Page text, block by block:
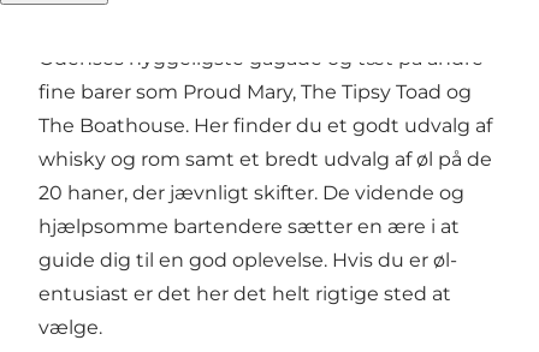
Odenses hyggeligste gågade og tæt på andre
fine barer som Proud Mary, The Tipsy Toad og
The Boathouse. Her finder du et godt udvalg af
whisky og rom samt et bredt udvalg af øl på de
20 haner, der jævnligt skifter. De vidende og
hjælpsomme bartendere sætter en ære i at
guide dig til en god oplevelse. Hvis du er øl-
entusiast er det her det helt rigtige sted at
vælge.